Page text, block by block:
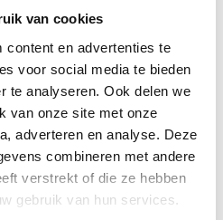
van cookies
content en advertenties te
voor social media te bieden
te analyseren. Ook delen we
van onze site met onze
adverteren en analyse. Deze
combineren met andere
verstrekt of die ze hebben
gebruik van hun services.
wet- en regelgeving daar
genetisch gemodificeerde
artikel in Nature